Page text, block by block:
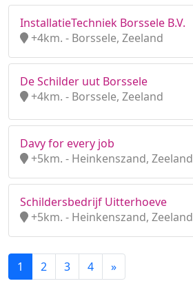
InstallatieTechniek Borssele B.V.
+4km. - Borssele, Zeeland
De Schilder uut Borssele
+4km. - Borssele, Zeeland
Davy for every job
+5km. - Heinkenszand, Zeeland
Schildersbedrijf Uitterhoeve
+5km. - Heinkenszand, Zeeland
1 2 3 4 »